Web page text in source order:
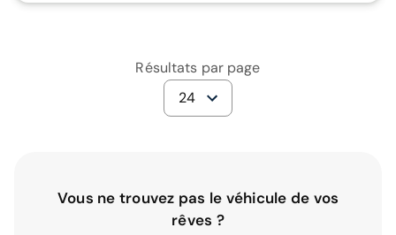
Résultats par page
24
Vous ne trouvez pas le véhicule de vos
rêves ?